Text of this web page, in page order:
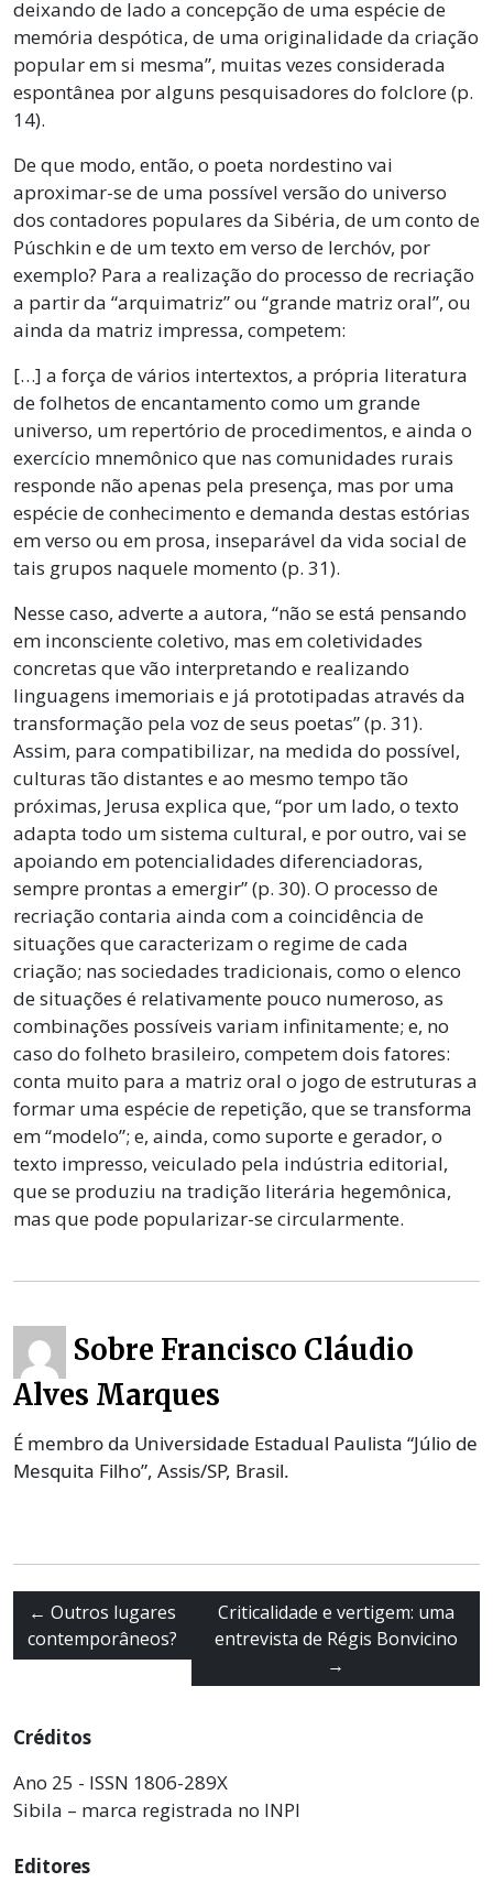
deixando de lado a concepção de uma espécie de
memória despótica, de uma originalidade da criação
popular em si mesma”, muitas vezes considerada
espontânea por alguns pesquisadores do folclore (p.
14).
De que modo, então, o poeta nordestino vai
aproximar-se de uma possível versão do universo
dos contadores populares da Sibéria, de um conto de
Púschkin e de um texto em verso de Ierchóv, por
exemplo? Para a realização do processo de recriação
a partir da “arquimatriz” ou “grande matriz oral”, ou
ainda da matriz impressa, competem:
[…] a força de vários intertextos, a própria literatura
de folhetos de encantamento como um grande
universo, um repertório de procedimentos, e ainda o
exercício mnemônico que nas comunidades rurais
responde não apenas pela presença, mas por uma
espécie de conhecimento e demanda destas estórias
em verso ou em prosa, inseparável da vida social de
tais grupos naquele momento (p. 31).
Nesse caso, adverte a autora, “não se está pensando
em inconsciente coletivo, mas em coletividades
concretas que vão interpretando e realizando
linguagens imemoriais e já prototipadas através da
transformação pela voz de seus poetas” (p. 31).
Assim, para compatibilizar, na medida do possível,
culturas tão distantes e ao mesmo tempo tão
próximas, Jerusa explica que, “por um lado, o texto
adapta todo um sistema cultural, e por outro, vai se
apoiando em potencialidades diferenciadoras,
sempre prontas a emergir” (p. 30). O processo de
recriação contaria ainda com a coincidência de
situações que caracterizam o regime de cada
criação; nas sociedades tradicionais, como o elenco
de situações é relativamente pouco numeroso, as
combinações possíveis variam infinitamente; e, no
caso do folheto brasileiro, competem dois fatores:
conta muito para a matriz oral o jogo de estruturas a
formar uma espécie de repetição, que se transforma
em “modelo”; e, ainda, como suporte e gerador, o
texto impresso, veiculado pela indústria editorial,
que se produziu na tradição literária hegemônica,
mas que pode popularizar-se circularmente.
Sobre Francisco Cláudio
Alves Marques
É membro da Universidade Estadual Paulista “Júlio de
Mesquita Filho”, Assis/SP, Brasil.
← Outros lugares
contemporâneos?
Criticalidade e vertigem: uma
entrevista de Régis Bonvicino
→
Créditos
Ano 25 - ISSN 1806-289X
Sibila – marca registrada no INPI
Editores